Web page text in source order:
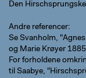
Den
Andre referencer
Se Svanholm,
og Marie Krøyer
For forholdene
til Saabye,